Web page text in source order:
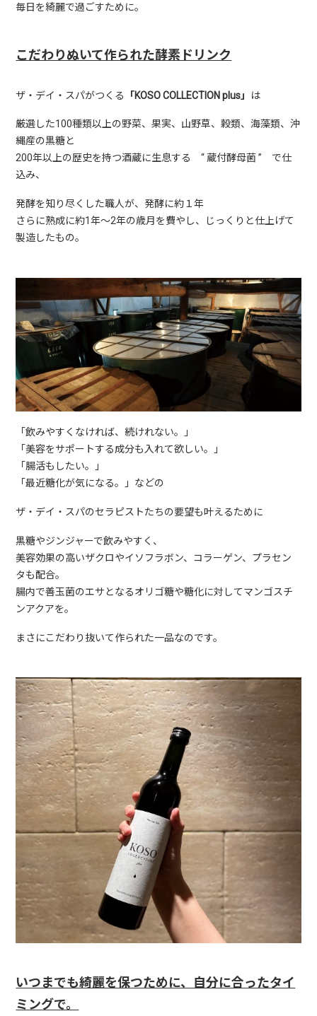
毎日を綺麗で過ごすために。
こだわりぬいて作られた酵素ドリンク
ザ・デイ・スパがつくる 「KOSO COLLECTION plus」 は
厳選した100種類以上の野菜、果実、山野草、穀類、海藻類、沖
縄産の黒糖と
200年以上の歴史を持つ酒蔵に生息する “ 蔵付酵母菌 ” で仕
込み、
発酵を知り尽くした職人が、発酵に約１年
さらに熟成に約1年～2年の歳月を費やし、じっくりと仕上げて
製造したもの。
「飲みやすくなければ、続けれない。」
「美容をサポートする成分も入れて欲しい。」
「腸活もしたい。」
「最近糖化が気になる。」などの
ザ・デイ・スパのセラピストたちの要望も叶えるために
黒糖やジンジャーで飲みやすく、
美容効果の高いザクロやイソフラボン、コラーゲン、プラセン
タも配合。
腸内で善玉菌のエサとなるオリゴ糖や糖化に対してマンゴスチ
ンアクアを。
まさにこだわり抜いて作られた一品なのです。
いつまでも綺麗を保つために、自分に合ったタイ
ミングで。